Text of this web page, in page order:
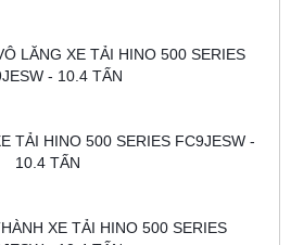
LĂNG XE TẢI HINO 500 SERIES
- 10.4 TẤN
TẢI HINO 500 SERIES FC9JESW -
10.4 TẤN
XE TẢI HINO 500 SERIES